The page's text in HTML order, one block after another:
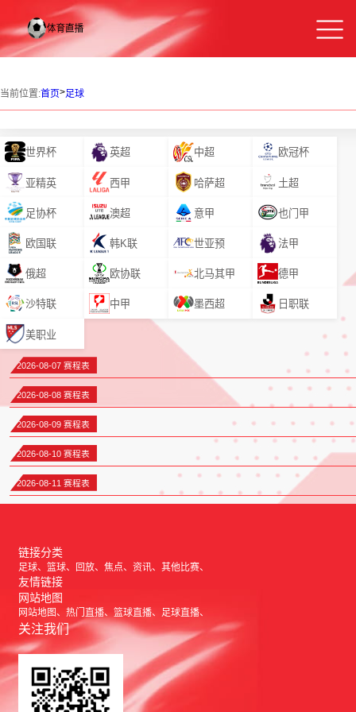
当前位置:首页>足球
世界杯 英超 中超 欧冠杯
亚精英 西甲 哈萨超 土超
足协杯 澳超 意甲 也门甲
欧国联 韩K联 世亚预 法甲
俄超 欧协联 北马其甲 德甲
沙特联 中甲 墨西超 日职联
美职业
2026-08-07 赛程表
2026-08-08 赛程表
2026-08-09 赛程表
2026-08-10 赛程表
2026-08-11 赛程表
链接分类
足球 篮球 回放 焦点 资讯 其他比赛
友情链接
网站地图
网站地图 热门直播 篮球直播 足球直播
关注我们